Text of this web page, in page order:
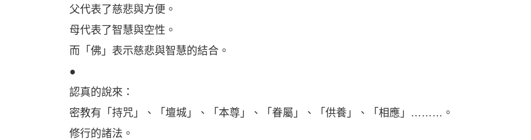
父代表了慈悲與方便。
母代表了智慧與空性。
而「佛」表示慈悲與智慧的結合。
●
認真的說來：
密教有「持咒」、「壇城」、「本尊」、「眷屬」、「供養」、「相應」………。
修行的諸法。